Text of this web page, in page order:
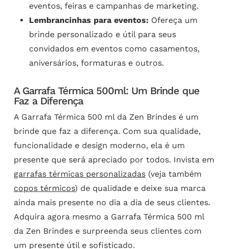
eventos, feiras e campanhas de marketing.
Lembrancinhas para eventos: Ofereça um
brinde personalizado e útil para seus
convidados em eventos como casamentos,
aniversários, formaturas e outros.
A Garrafa Térmica 500ml: Um Brinde que
Faz a Diferença
A Garrafa Térmica 500 ml da Zen Brindes é um
brinde que faz a diferença. Com sua qualidade,
funcionalidade e design moderno, ela é um
presente que será apreciado por todos. Invista em
garrafas térmicas personalizadas(veja também
copos térmicos) de qualidade e deixe sua marca
ainda mais presente no dia a dia de seus clientes.
Adquira agora mesmo a Garrafa Térmica 500 ml
da Zen Brindes e surpreenda seus clientes com
um presente útil e sofisticado.